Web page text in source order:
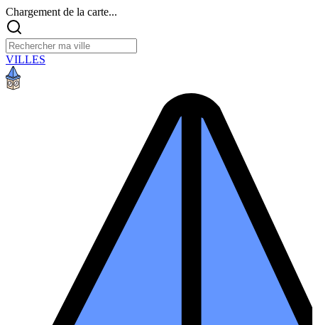
Chargement de la carte...
VILLES